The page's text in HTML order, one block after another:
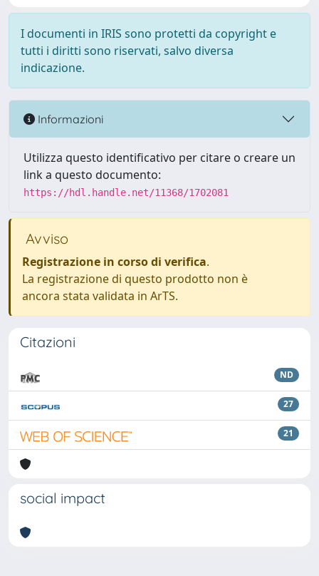
I documenti in IRIS sono protetti da copyright e
tutti i diritti sono riservati, salvo diversa
indicazione.
Informazioni
Utilizza questo identificativo per citare o creare un
link a questo documento:
https://hdl.handle.net/11368/1702081
Avviso
Registrazione in corso di verifica.
La registrazione di questo prodotto non è
ancora stata validata in ArTS.
Citazioni
ND
27
21
social impact